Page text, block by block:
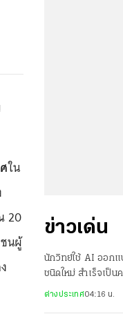
ใน
20
นผู้
ข่าวเด่น
นักวิทย์ใช้ AI ออกแ
ชนิดใหม่ สำเร็จเป็น
ต่างประเทศ04:16 น.